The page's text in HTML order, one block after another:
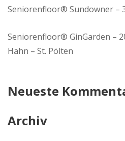
Seniorenfloor® Sundowner –
Seniorenfloor® GinGarden –
Hahn – St. Pölten
Neueste
Archiv